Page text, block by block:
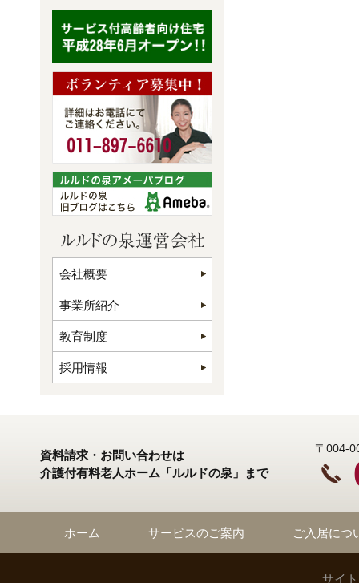
会社概要
事業所紹介
教育制度
採用情報
資料請求・お問い合わせは
介護付有料老人ホーム「ルルドの泉」まで
〒004-
ホーム サービスのご案内 ご入居につ
サイ